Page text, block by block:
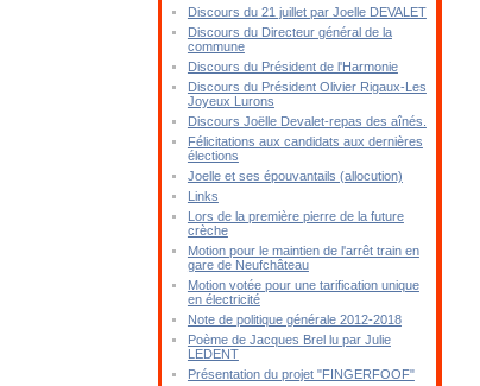
Discours du 21 juillet par Joelle DEVALET
Discours du Directeur général de la
commune
Discours du Président de l'Harmonie
Discours du Président Olivier Rigaux-Les
Joyeux Lurons
Discours Joëlle Devalet-repas des aînés.
Félicitations aux candidats aux dernières
élections
Joelle et ses épouvantails (allocution)
Links
Lors de la première pierre de la future
crèche
Motion pour le maintien de l'arrêt train en
gare de Neufchâteau
Motion votée pour une tarification unique
en électricité
Note de politique générale 2012-2018
Poème de Jacques Brel lu par Julie
LEDENT
Présentation du projet "FINGERFOOF"